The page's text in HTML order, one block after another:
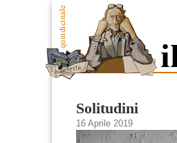
Solitudini
16 Aprile 2019